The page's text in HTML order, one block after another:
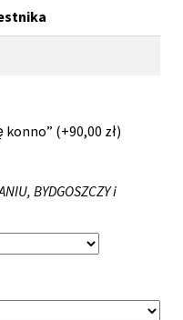
konno” (+90,00 zł)
BYDGOSZCZY i